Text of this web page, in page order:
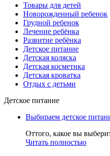
Товары для детей
Новорожденный ребенок
Грудной ребенок
Лечение ребёнка
Развитие ребёнка
Детское питание
Детская коляска
Детская косметика
Детская кроватка
Отдых с детьми
Детское питание
Выбираем детское
Оттого, какое вы
Читать полностью